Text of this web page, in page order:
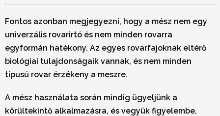
Fontos azonban megjegyezni, hogy a mész nem egy
univerzális rovarirtó és nem minden rovarra
egyformán hatékony. Az egyes rovarfajoknak eltérő
biológiai tulajdonságaik vannak, és nem minden
típusú rovar érzékeny a meszre.
A mész használata során mindig ügyeljünk a
körültekintő alkalmazásra, és vegyük figyelembe,